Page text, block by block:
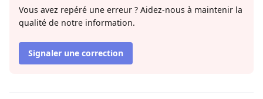
Vous avez repéré une erreur ? Aidez-nous à maintenir la
qualité de notre information.
Signaler une correction